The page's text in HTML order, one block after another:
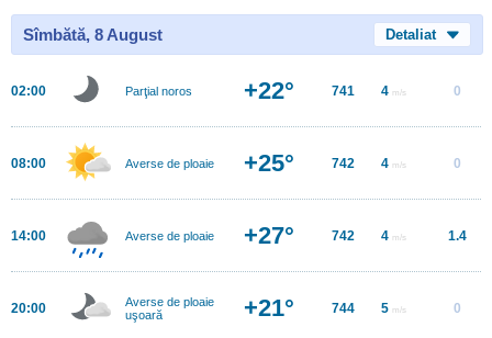
Sîmbătă, 8 August Detaliat
02:00 Parţial noros +22° 741 4 m/s 0
08:00 Averse de ploaie +25° 742 4 m/s 0
14:00 Averse de ploaie +27° 742 4 m/s 1.4
20:00
Averse de ploaie
uşoară
+21° 744 5 m/s 0